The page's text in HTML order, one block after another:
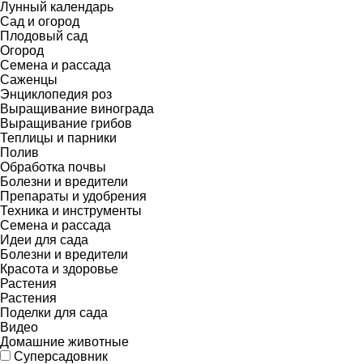
Лунный календарь
Сад и огород
Плодовый сад
Огород
Семена и рассада
Саженцы
Энциклопедия роз
Выращивание винограда
Выращивание грибов
Теплицы и парники
Полив
Обработка почвы
Болезни и вредители
Препараты и удобрения
Техника и инструменты
Семена и рассада
Идеи для сада
Болезни и вредители
Красота и здоровье
Растения
Растения
Поделки для сада
Видео
Домашние животные
Суперсадовник